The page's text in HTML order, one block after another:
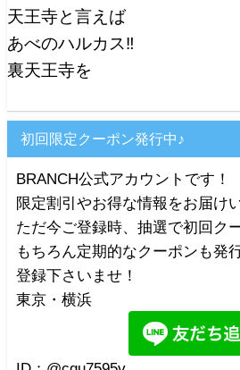
天王寺と言えば
あべのハルカス‼️
裏天王寺を
初回限定クーポン発行中♪
BRANCH公式アカウントです！
限定割引やお得な情報をお届け
ただ今ご登録時、抽選で初回ク
もちろん定期的なクーポンも発
登録下さいませ！
東京・横浜